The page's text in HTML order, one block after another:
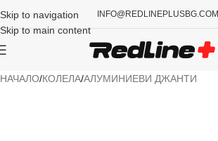
Skip to navigation
Skip to main content
INFO@REDLINEPLUSBG.COM
НАЧАЛО/КОЛЕЛА/АЛУМИНИЕВИ ДЖАНТИ